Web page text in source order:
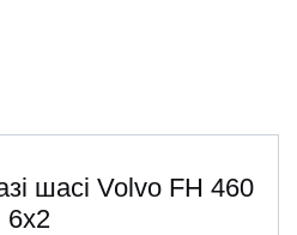
шасі Volvo FH 460
6x2